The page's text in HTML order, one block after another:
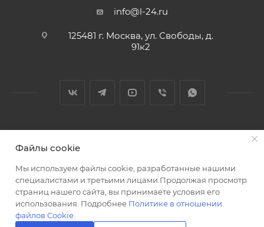
info@l-24.ru
125481 г. Москва, ул. Свободы, д.
91к2
Разработка сайта
Файлы cookie
Мы используем файлы cookie, разработанные нашими
специалистами и третьими лицами.Продолжая просмотр
страниц нашего сайта, вы принимаете условия его
использования. Подробнее Политике в отношении
файлов Cookie